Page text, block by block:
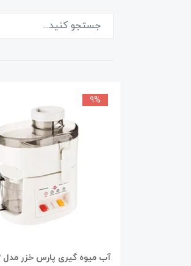
قیمت آب میوه
پارس خزر با
آب میوه گیری پارس خزر مدل JBG-610P
9%